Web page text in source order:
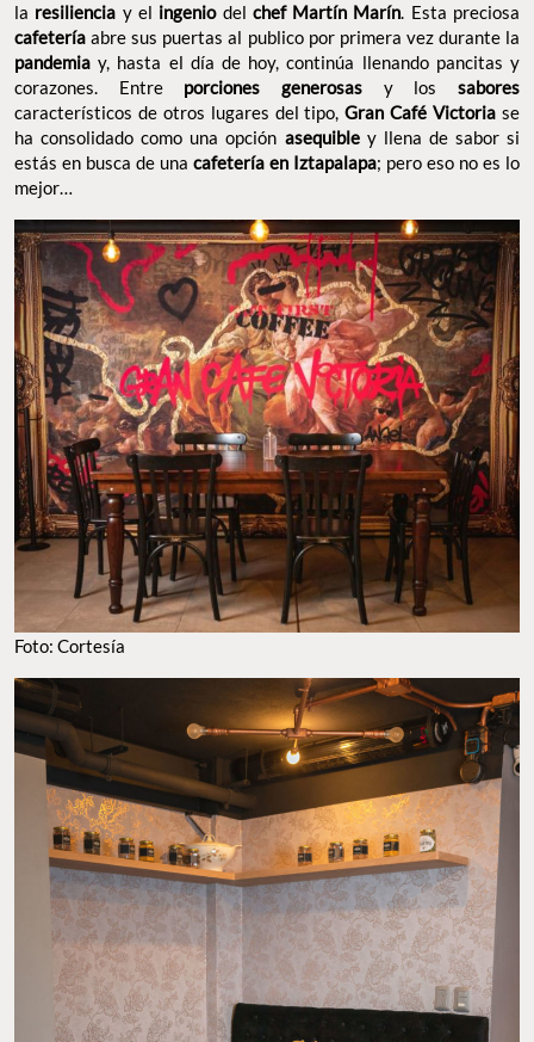
la resiliencia y el ingeniodel chef Martín Marín. Esta preciosa
cafetería abre sus puertas al publico por primera vez durante la
pandemia y, hasta el día de hoy, continúa llenando pancitas y
corazones. Entre porciones generosas y lossabores
característicos de otros lugares del tipo,Gran Café Victoria se
ha consolidado como una opción asequibley llena de sabor si
estás en busca de una cafetería en Iztapalapa; pero eso no es lo
mejor…
Foto: Cortesía